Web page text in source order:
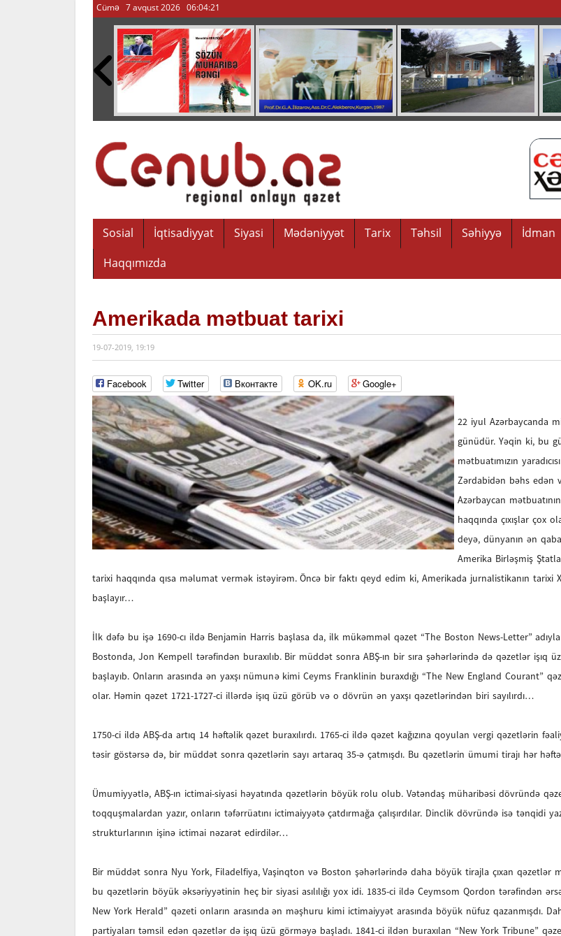
Cümə 7 avqust 2026 06:04:22
Sosial İqtisadiyyat Siyasi Mədəniyyət Tarix Təhsil Səhiyyə İdman
Haqqımızda
Amerikada mətbuat tarixi
19-07-2019, 19:19
Facebook Twitter Вконтакте OK.ru Google+
22 iyul Azərbaycanda
günüdür. Yəqin ki, bu
mətbuatımızın
Zərdabidən bəhs edən
Azərbaycan
haqqında çıxışlar çox
deyə, dünyanın ən
Amerika Birləşmiş
tarixi haqqında qısa məlumat vermək istəyirəm. Öncə bir faktı qeyd edim ki, Amerikada jurnalistikanın tarixi
başlayır…
İlk dəfə bu işə 1690-cı ildə Benjamin Harris başlasa da, ilk mükəmməl qəzet “The Boston News-Letter”
Bostonda, Jon Kempell tərəfindən buraxılıb. Bir müddət sonra ABŞ-ın bir sıra şəhərlərində də qəzetlər işıq
başlayıb. Onların arasında ən yaxşı nümunə kimi Ceyms Franklinin buraxdığı “The New England Courant”
olar. Həmin qəzet 1721-1727-ci illərdə işıq üzü görüb və o dövrün ən yaxşı qəzetlərindən biri sayılırdı…
1750-ci ildə ABŞ-da artıq 14 həftəlik qəzet buraxılırdı. 1765-ci ildə qəzet kağızına qoyulan vergi qəzetlərin
təsir göstərsə də, bir müddət sonra qəzetlərin sayı artaraq 35-ə çatmışdı. Bu qəzetlərin ümumi tirajı hər
Ümumiyyətlə, ABŞ-ın ictimai-siyasi həyatında qəzetlərin böyük rolu olub. Vətəndaş müharibəsi dövründə
toqquşmalardan yazır, onların təfərrüatını ictimaiyyətə çatdırmağa çalışırdılar. Dinclik dövründə isə tənqidi
strukturlarının işinə ictimai nəzarət edirdilər…
Bir müddət sonra Nyu York, Filadelfiya, Vaşinqton və Boston şəhərlərində daha böyük tirajla çıxan qəzetlər
bu qəzetlərin böyük əksəriyyətinin heç bir siyasi asılılığı yox idi. 1835-ci ildə Ceymsom Qordon tərəfindən
New York Herald” qəzeti onların arasında ən məşhuru kimi ictimaiyyət arasında böyük nüfuz qazanmışdı.
partiyaları təmsil edən qəzetlər də işıq üzü görməyə başladı. 1841-ci ildən buraxılan “New York Tribune”